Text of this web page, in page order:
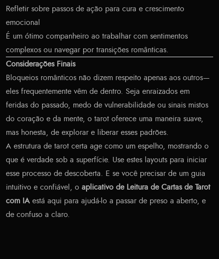
Refletir sobre passos de ação para cura e crescimento
emocional
É um ótimo companheiro ao trabalhar com sentimentos
complexos ou navegar por transições românticas.
Considerações Finais
Bloqueios românticos não dizem respeito apenas aos outros—
eles frequentemente vêm de dentro. Seja enraizados em
feridas do passado, medo de vulnerabilidade ou sinais mistos
do coração e da mente, o tarot oferece uma maneira suave,
mas honesta, de explorar e liberar esses padrões.
A estrutura de tarot certa age como um espelho, mostrando o
que é verdade sob a superfície. Use estes layouts para iniciar
esse processo de descoberta. E se você precisar de um guia
intuitivo e confiável, o aplicativo de Leitura de Cartas de Tarot
com IA está aqui para ajudá-lo a passar de preso a aberto, e
de confuso a claro.